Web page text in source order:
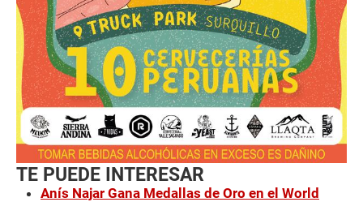
TE PUEDE INTERESAR
Anís Najar Gana Medallas de Oro en el World